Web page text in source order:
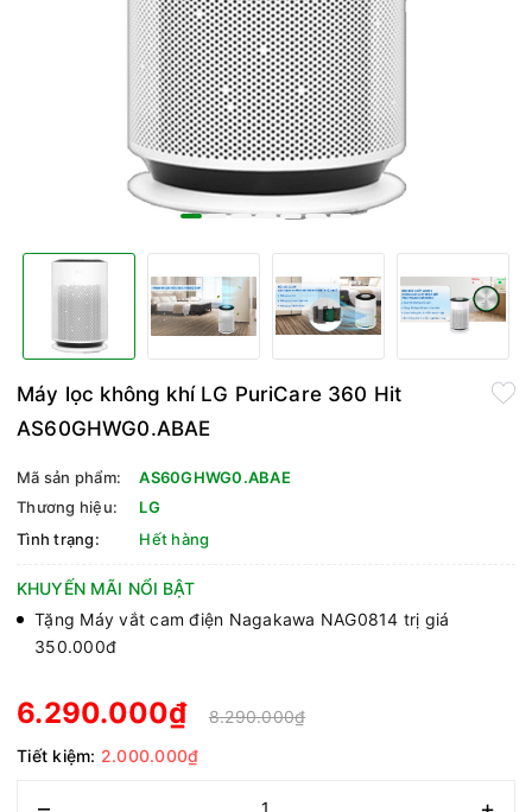
Máy lọc không khí LG PuriCare 360 Hit
AS60GHWG0.ABAE
Mã sản phẩm:
AS60GHWG0.ABAE
Thương hiệu:
LG
Tình trạng:
Hết hàng
KHUYẾN MÃI NỔI BẬT
Tặng Máy vắt cam điện Nagakawa NAG0814 trị giá
350.000đ
6.290.000₫
8.290.000₫
Tiết kiệm: 2.000.000₫